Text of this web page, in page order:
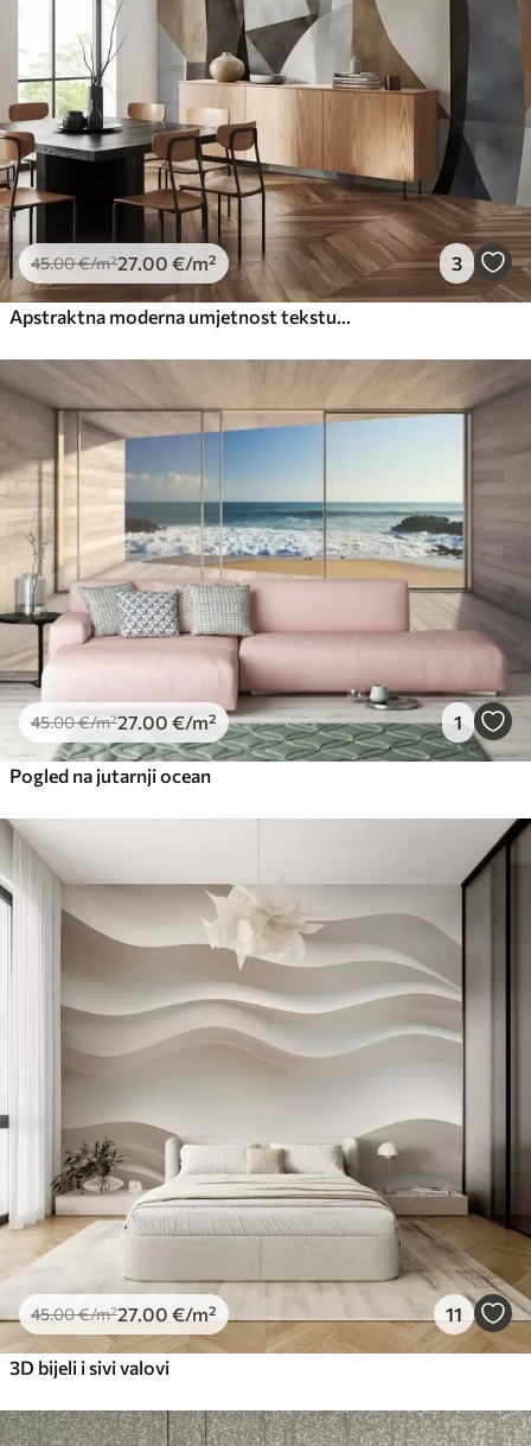
45.00€/m²27.00 €/m² 3
Apstraktna moderna umjetnost teksturnih geometrijskih oblika u nijansama smeđe, sive i bež boje
45.00€/m²27.00 €/m² 1
Pogled na jutarnji ocean
45.00€/m²27.00 €/m² 11
3D bijeli i sivi valovi